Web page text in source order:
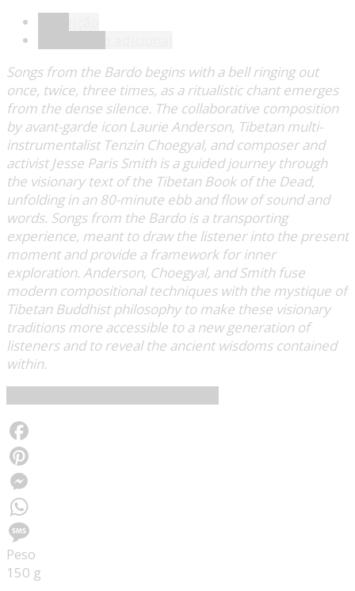
Songs from the Bardo begins with a bell ringing out
once, twice, three times, as a ritualistic chant emerges
from the dense silence. The collaborative composition
by avant-garde icon Laurie Anderson, Tibetan multi-
instrumentalist Tenzin Choegyal, and composer and
activist Jesse Paris Smith is a guided journey through
the visionary text of the Tibetan Book of the Dead,
unfolding in an 80-minute ebb and flow of sound and
words. Songs from the Bardo is a transporting
experience, meant to draw the listener into the present
moment and provide a framework for inner
exploration. Anderson, Choegyal, and Smith fuse
modern compositional techniques with the mystique of
Tibetan Buddhist philosophy to make these visionary
traditions more accessible to a new generation of
listeners and to reveal the ancient wisdoms contained
within.
Facebook
Pinterest
Messenger
WhatsApp
Message
Peso
150 g